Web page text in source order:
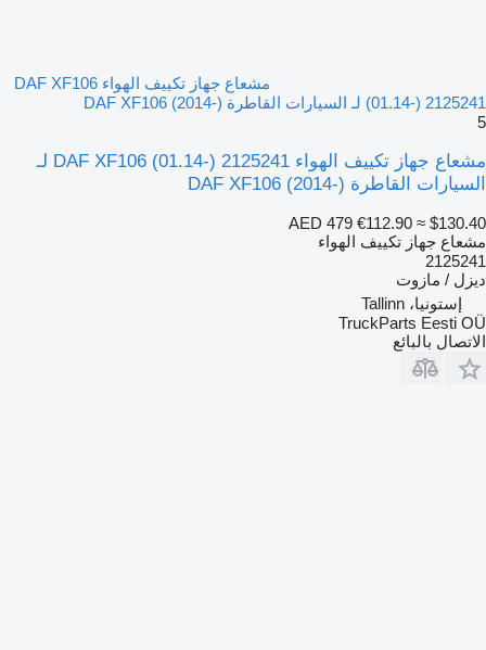
مشعاع جهاز تكييف الهواء DAF XF106
(01.14-) 2125241 لـ السيارات القاطرة DAF XF106 (2014-)
5
مشعاع جهاز تكييف الهواء DAF XF106 (01.14-) 2125241 لـ
السيارات القاطرة DAF XF106 (2014-)
AED 479 €112.90 ≈ $130.40
مشعاع جهاز تكييف الهواء
2125241
ديزل / مازوت
إستونيا، Tallinn
TruckParts Eesti OÜ
الاتصال بالبائع